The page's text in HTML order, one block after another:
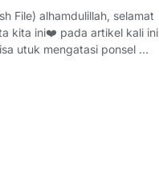
File) alhamdulillah, selamat
kita ini❤️ pada artikel kali ini
utuk mengatasi ponsel …